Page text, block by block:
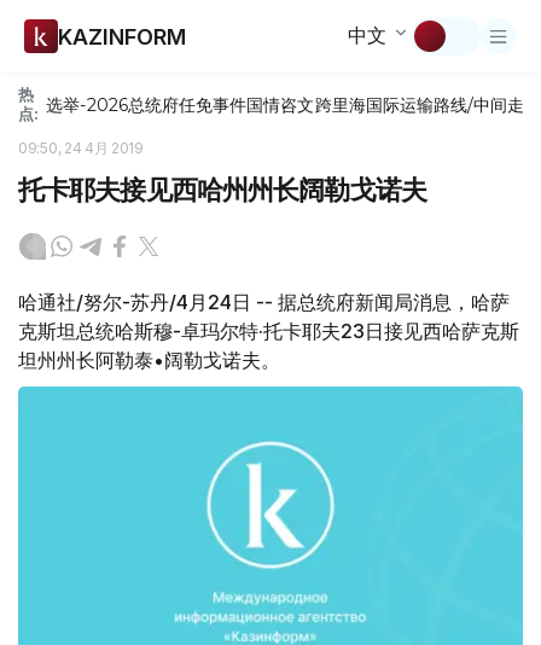
KAZINFORM 中文
热
点: 选举-2026总统府任免事件国情咨文跨里海国际运输路线/中间走廊
09:50, 24 4月 2019
托卡耶夫接见西哈州州长阔勒戈诺夫
哈通社/努尔-苏丹/4月24日 -- 据总统府新闻局消息，哈萨
克斯坦总统哈斯穆-卓玛尔特·托卡耶夫23日接见西哈萨克斯
坦州州长阿勒泰•阔勒戈诺夫。